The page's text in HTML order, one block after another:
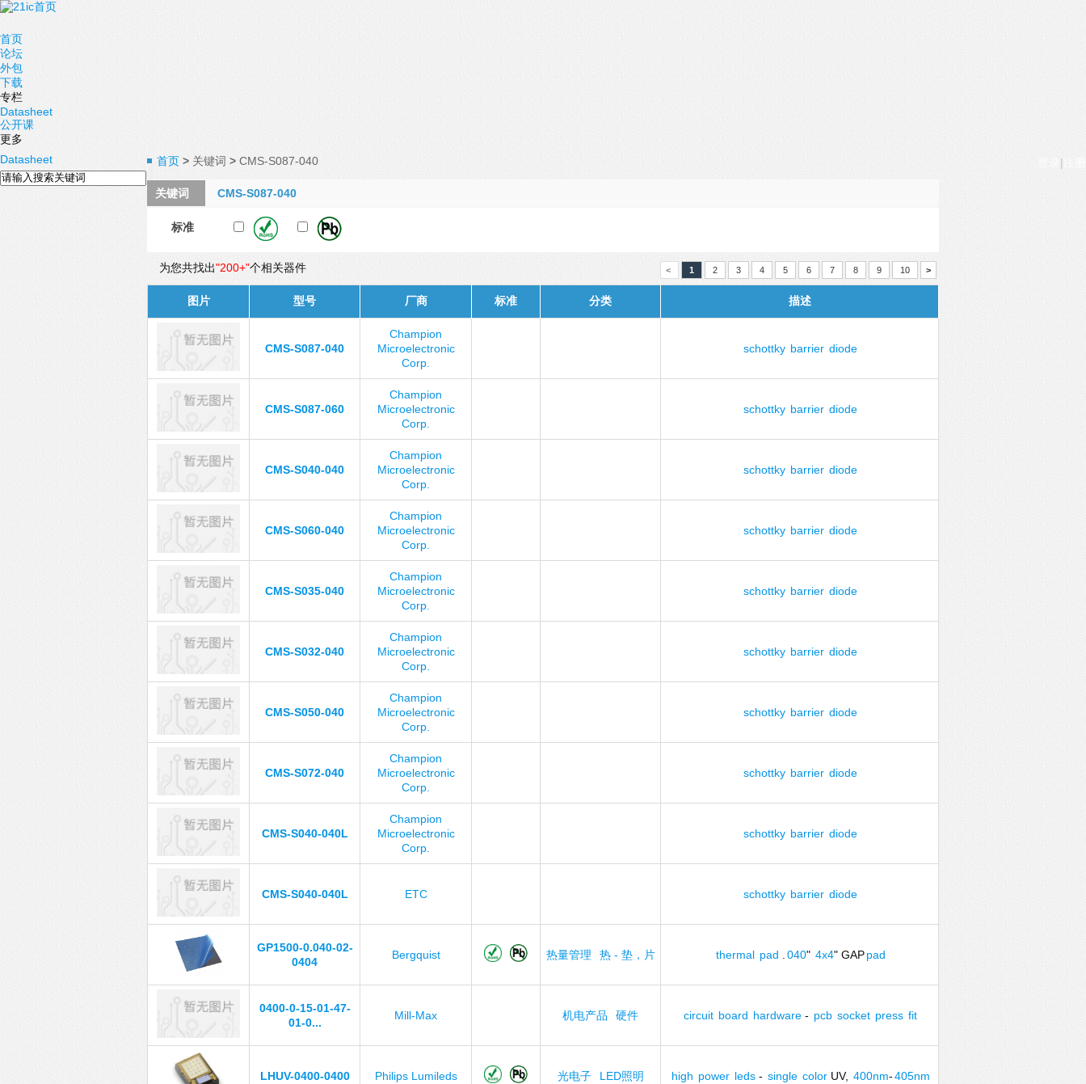
首页
论坛
外包
下载
专栏
Datasheet
公开课
更多
|
Datasheet 首页 > 关键词 > CMS-S087-040
关键词 CMS-S087-040
标准
为您共找出"200+"个相关器件 < 1 2 3 4 5 6 7 8 9 10 >
图片 型号 厂商 标准 分类 描述
CMS-S087-040
Champion
Microelectronic
Corp.
schottky barrier diode
CMS-S087-060
Champion
Microelectronic
Corp.
schottky barrier diode
CMS-S040-040
Champion
Microelectronic
Corp.
schottky barrier diode
CMS-S060-040
Champion
Microelectronic
Corp.
schottky barrier diode
CMS-S035-040
Champion
Microelectronic
Corp.
schottky barrier diode
CMS-S032-040
Champion
Microelectronic
Corp.
schottky barrier diode
CMS-S050-040
Champion
Microelectronic
Corp.
schottky barrier diode
CMS-S072-040
Champion
Microelectronic
Corp.
schottky barrier diode
CMS-S040-040L
Champion
Microelectronic
Corp.
schottky barrier diode
CMS-S040-040L ETC schottky barrier diode
GP1500-0.040-02-
0404
Bergquist 热量管理 热 - 垫，片 thermal pad .040" 4x4" GAP pad
0400-0-15-01-47-
01-0...
Mill-Max 机电产品 硬件 circuit board hardware - pcb socket press fit
LHUV-0400-0400 Philips Lumileds 光电子 LED照明 high power leds- single colorUV, 400nm-405nm